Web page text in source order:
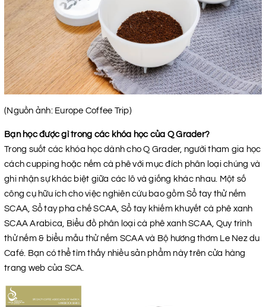
(Nguồn ảnh: Europe Coffee Trip)
Bạn học được gì trong các khóa học của Q Grader?
Trong suốt các khóa học dành cho Q Grader, người tham gia học
cách cupping hoặc nếm cà phê với mục đích phân loại chúng và
ghi nhận sự khác biệt giữa các lô và giống khác nhau. Một số
công cụ hữu ích cho việc nghiên cứu bao gồm Sổ tay thử nếm
SCAA, Sổ tay pha chế SCAA, Sổ tay khiếm khuyết cà phê xanh
SCAA Arabica, Biểu đồ phân loại cà phê xanh SCAA, Quy trình
thử nếm & biểu mẫu thử nếm SCAA và Bộ hương thơm Le Nez du
Café. Bạn có thể tìm thấy nhiều sản phẩm này trên cửa hàng
trang web của SCA.